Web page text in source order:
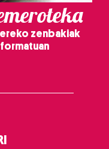
zenbakiak
formatuan